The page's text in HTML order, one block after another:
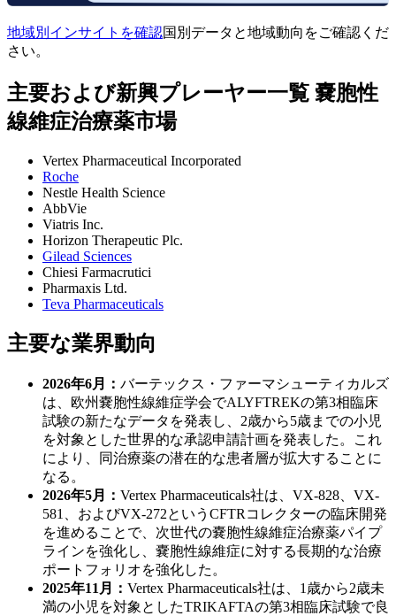
地域別インサイトを確認国別データと地域動向をご確認くだ
さい。
主要および新興プレーヤー一覧 嚢胞性
線維症治療薬市場
Vertex Pharmaceutical Incorporated
Roche
Nestle Health Science
AbbVie
Viatris Inc.
Horizon Therapeutic Plc.
Gilead Sciences
Chiesi Farmacrutici
Pharmaxis Ltd.
Teva Pharmaceuticals
主要な業界動向
2026年6月： バーテックス・ファーマシューティカルズ
は、欧州嚢胞性線維症学会でALYFTREKの第3相臨床
試験の新たなデータを発表し、2歳から5歳までの小児
を対象とした世界的な承認申請計画を発表した。これ
により、同治療薬の潜在的な患者層が拡大することに
なる。
2026年5月： Vertex Pharmaceuticals社は、VX-828、VX-
581、およびVX-272というCFTRコレクターの臨床開発
を進めることで、次世代の嚢胞性線維症治療薬パイプ
ラインを強化し、嚢胞性線維症に対する長期的な治療
ポートフォリオを強化した。
2025年11月： Vertex Pharmaceuticals社は、1歳から2歳未
満の小児を対象としたTRIKAFTAの第3相臨床試験で良